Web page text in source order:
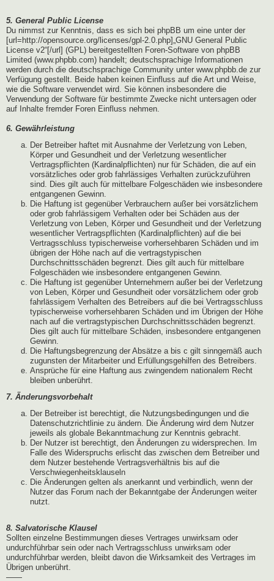
5. General Public License
Du nimmst zur Kenntnis, dass es sich bei phpBB um eine unter der
[url=http://opensource.org/licenses/gpl-2.0.php]„GNU General Public
License v2“[/url] (GPL) bereitgestellten Foren-Software von phpBB
Limited (www.phpbb.com) handelt; deutschsprachige Informationen
werden durch die deutschsprachige Community unter www.phpbb.de zur
Verfügung gestellt. Beide haben keinen Einfluss auf die Art und Weise,
wie die Software verwendet wird. Sie können insbesondere die
Verwendung der Software für bestimmte Zwecke nicht untersagen oder
auf Inhalte fremder Foren Einfluss nehmen.
6. Gewährleistung
Der Betreiber haftet mit Ausnahme der Verletzung von Leben,
Körper und Gesundheit und der Verletzung wesentlicher
Vertragspflichten (Kardinalpflichten) nur für Schäden, die auf ein
vorsätzliches oder grob fahrlässiges Verhalten zurückzuführen
sind. Dies gilt auch für mittelbare Folgeschäden wie insbesondere
entgangenen Gewinn.
Die Haftung ist gegenüber Verbrauchern außer bei vorsätzlichem
oder grob fahrlässigem Verhalten oder bei Schäden aus der
Verletzung von Leben, Körper und Gesundheit und der Verletzung
wesentlicher Vertragspflichten (Kardinalpflichten) auf die bei
Vertragsschluss typischerweise vorhersehbaren Schäden und im
übrigen der Höhe nach auf die vertragstypischen
Durchschnittsschäden begrenzt. Dies gilt auch für mittelbare
Folgeschäden wie insbesondere entgangenen Gewinn.
Die Haftung ist gegenüber Unternehmern außer bei der Verletzung
von Leben, Körper und Gesundheit oder vorsätzlichem oder grob
fahrlässigem Verhalten des Betreibers auf die bei Vertragsschluss
typischerweise vorhersehbaren Schäden und im Übrigen der Höhe
nach auf die vertragstypischen Durchschnittsschäden begrenzt.
Dies gilt auch für mittelbare Schäden, insbesondere entgangenen
Gewinn.
Die Haftungsbegrenzung der Absätze a bis c gilt sinngemäß auch
zugunsten der Mitarbeiter und Erfüllungsgehilfen des Betreibers.
Ansprüche für eine Haftung aus zwingendem nationalem Recht
bleiben unberührt.
7. Änderungsvorbehalt
Der Betreiber ist berechtigt, die Nutzungsbedingungen und die
Datenschutzrichtlinie zu ändern. Die Änderung wird dem Nutzer
jeweils als globale Bekanntmachung zur Kenntnis gebracht.
Der Nutzer ist berechtigt, den Änderungen zu widersprechen. Im
Falle des Widerspruchs erlischt das zwischen dem Betreiber und
dem Nutzer bestehende Vertragsverhältnis bis auf die
Verschwiegenheitsklauseln
Die Änderungen gelten als anerkannt und verbindlich, wenn der
Nutzer das Forum nach der Bekanntgabe der Änderungen weiter
nutzt.
8. Salvatorische Klausel
Sollten einzelne Bestimmungen dieses Vertrages unwirksam oder
undurchführbar sein oder nach Vertragsschluss unwirksam oder
undurchführbar werden, bleibt davon die Wirksamkeit des Vertrages im
Übrigen unberührt.
——